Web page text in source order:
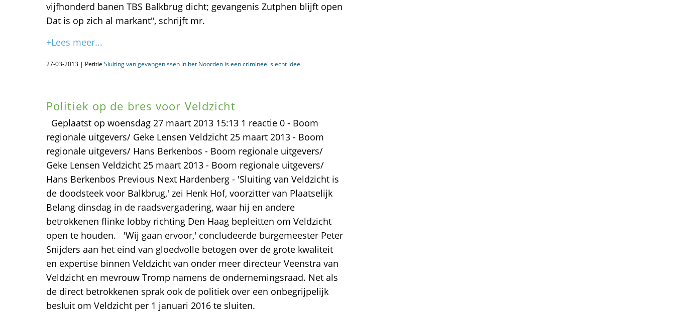
vijfhonderd banen TBS Balkbrug dicht; gevangenis Zutphen blijft open
Dat is op zich al markant", schrijft mr.
+Lees meer...
27-03-2013 | Petitie Sluiting van gevangenissen in het Noorden is een crimineel slecht idee
Politiek op de bres voor Veldzicht
Geplaatst op woensdag 27 maart 2013 15:13 1 reactie 0 - Boom
regionale uitgevers/ Geke Lensen Veldzicht 25 maart 2013 - Boom
regionale uitgevers/ Hans Berkenbos - Boom regionale uitgevers/
Geke Lensen Veldzicht 25 maart 2013 - Boom regionale uitgevers/
Hans Berkenbos Previous Next Hardenberg - 'Sluiting van Veldzicht is
de doodsteek voor Balkbrug,' zei Henk Hof, voorzitter van Plaatselijk
Belang dinsdag in de raadsvergadering, waar hij en andere
betrokkenen flinke lobby richting Den Haag bepleitten om Veldzicht
open te houden. 'Wij gaan ervoor,' concludeerde burgemeester Peter
Snijders aan het eind van gloedvolle betogen over de grote kwaliteit
en expertise binnen Veldzicht van onder meer directeur Veenstra van
Veldzicht en mevrouw Tromp namens de ondernemingsraad. Net als
de direct betrokkenen sprak ook de politiek over een onbegrijpelijk
besluit om Veldzicht per 1 januari 2016 te sluiten.